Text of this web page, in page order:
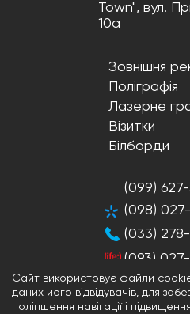
Town", вул.
10а
Зовнішня
Поліграфія
Лазерне
Візитки
Білборди
(099)
(098)
(033)
(093)
Сайт використовує файли
даних його відвідувачів, для
поліпшення навігації і